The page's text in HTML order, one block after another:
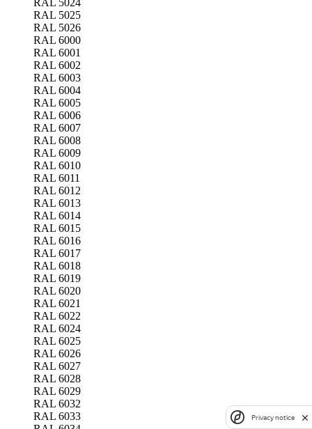
RAL 5024
RAL 5025
RAL 5026
RAL 6000
RAL 6001
RAL 6002
RAL 6003
RAL 6004
RAL 6005
RAL 6006
RAL 6007
RAL 6008
RAL 6009
RAL 6010
RAL 6011
RAL 6012
RAL 6013
RAL 6014
RAL 6015
RAL 6016
RAL 6017
RAL 6018
RAL 6019
RAL 6020
RAL 6021
RAL 6022
RAL 6024
RAL 6025
RAL 6026
RAL 6027
RAL 6028
RAL 6029
RAL 6032
RAL 6033
Privacy notice